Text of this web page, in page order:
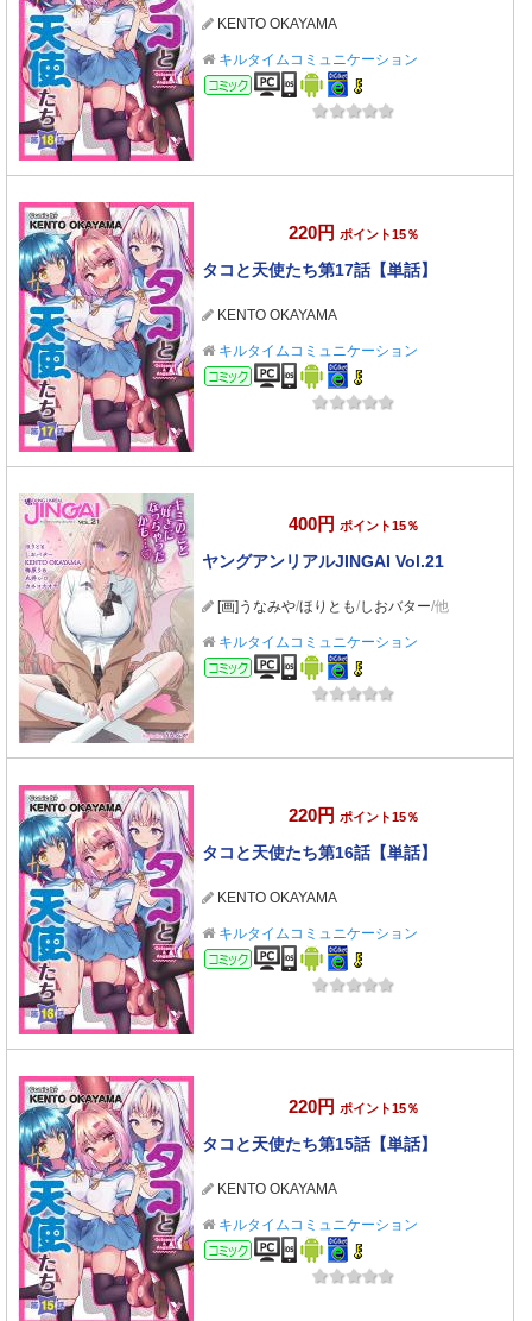
KENTO OKAYAMA
キルタイムコミュニケーション
コミック
220円 ポイント15％
タコと天使たち第17話【単話】
KENTO OKAYAMA
キルタイムコミュニケーション
コミック
400円 ポイント15％
ヤングアンリアルJINGAI Vol.21
[画]うなみや/ほりとも/しおバター/他
キルタイムコミュニケーション
コミック
220円 ポイント15％
タコと天使たち第16話【単話】
KENTO OKAYAMA
キルタイムコミュニケーション
コミック
220円 ポイント15％
タコと天使たち第15話【単話】
KENTO OKAYAMA
キルタイムコミュニケーション
コミック